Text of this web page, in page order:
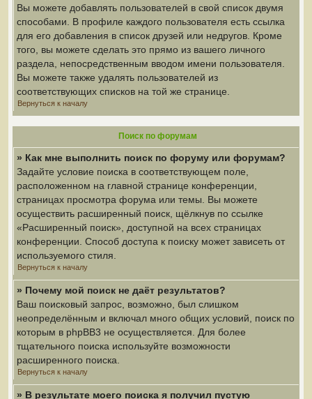
Вы можете добавлять пользователей в свой список двумя
способами. В профиле каждого пользователя есть ссылка
для его добавления в список друзей или недругов. Кроме
того, вы можете сделать это прямо из вашего личного
раздела, непосредственным вводом имени пользователя.
Вы можете также удалять пользователей из
соответствующих списков на той же странице.
Вернуться к началу
Поиск по форумам
» Как мне выполнить поиск по форуму или форумам?
Задайте условие поиска в соответствующем поле,
расположенном на главной странице конференции,
страницах просмотра форума или темы. Вы можете
осуществить расширенный поиск, щёлкнув по ссылке
«Расширенный поиск», доступной на всех страницах
конференции. Способ доступа к поиску может зависеть от
используемого стиля.
Вернуться к началу
» Почему мой поиск не даёт результатов?
Ваш поисковый запрос, возможно, был слишком
неопределённым и включал много общих условий, поиск по
которым в phpBB3 не осуществляется. Для более
тщательного поиска используйте возможности
расширенного поиска.
Вернуться к началу
» В результате моего поиска я получил пустую